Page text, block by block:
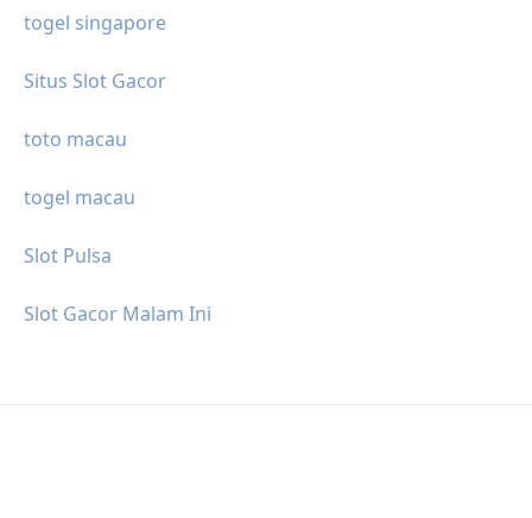
togel singapore
Situs Slot Gacor
toto macau
togel macau
Slot Pulsa
Slot Gacor Malam Ini